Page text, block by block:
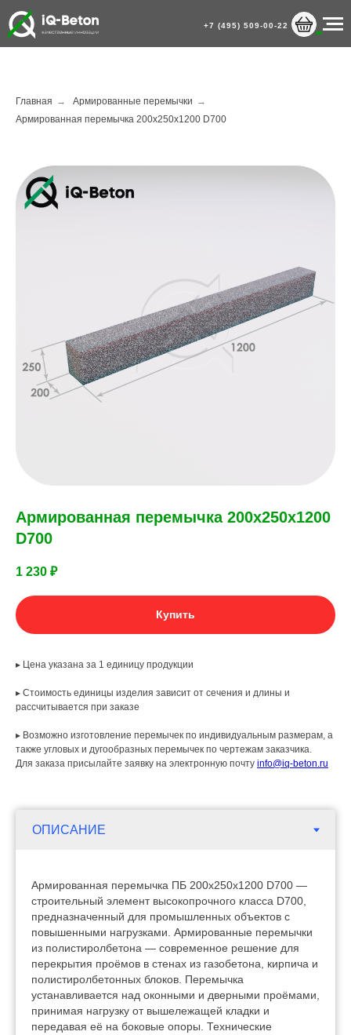
+7 (495) 509-00-22
Главная → Армированные перемычки →
Армированная перемычка 200х250х1200 D700
Армированная перемычка 200х250х1200
D700
1 230 ₽
Купить
▸ Цена указана за 1 единицу продукции
▸ Стоимость единицы изделия зависит от сечения и длины и
рассчитывается при заказе
▸ Возможно изготовление перемычек по индивидуальным размерам, а
также угловых и дугообразных перемычек по чертежам заказчика.
Для заказа присылайте заявку на электронную почту info@iq-beton.ru
Армированная перемычка ПБ 200х250х1200 D700 —
строительный элемент высокопрочного класса D700,
предназначенный для промышленных объектов с
повышенными нагрузками. Армированные перемычки
из полистиролбетона — современное решение для
перекрытия проёмов в стенах из газобетона, кирпича и
полистиролбетонных блоков. Перемычка
устанавливается над оконными и дверными проёмами,
принимая нагрузку от вышележащей кладки и
передавая её на боковые опоры. Технические